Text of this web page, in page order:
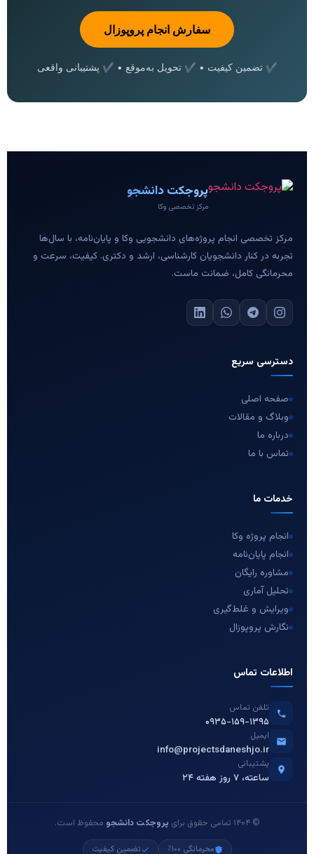
سفارش انجام پروپوزال
✔ تضمین کیفیت • ✔ تحویل به‌موقع • ✔ پشتیبانی واقعی
پروجکت دانشجو
مرکز تخصصی وکا
مرکز تخصصی انجام پروژه‌های دانشجویی وکا و پایان‌نامه، با سال‌ها
تجربه در کنار دانشجویان کارشناسی، ارشد و دکتری. کیفیت، سرعت و
محرمانگی کامل، ضمانت ماست.
دسترسی سریع
صفحه اصلی
وبلاگ و مقالات
درباره ما
تماس با ما
خدمات ما
انجام پروژه وکا
انجام پایان‌نامه
مشاوره رایگان
تحلیل آماری
ویرایش و غلط‌گیری
نگارش پروپوزال
اطلاعات تماس
تلفن تماس
۰۹۳۵-۱۵۹-۱۳۹۵
ایمیل
info@projectsdaneshjo.ir
پشتیبانی
۲۴ ساعته، ۷ روز هفته
© ۱۴۰۴ تمامی حقوق برای پروجکت دانشجو محفوظ است.
محرمانگی ۱۰۰٪ تضمین کیفیت